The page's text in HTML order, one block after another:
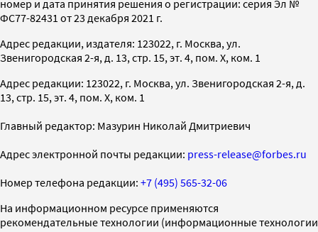
номер и дата принятия решения о регистрации: серия Эл №
ФС77-82431 от 23 декабря 2021 г.
Адрес редакции, издателя: 123022, г. Москва, ул.
Звенигородская 2-я, д. 13, стр. 15, эт. 4, пом. X, ком. 1
Адрес редакции: 123022, г. Москва, ул. Звенигородская 2-я, д.
13, стр. 15, эт. 4, пом. X, ком. 1
Главный редактор: Мазурин Николай Дмитриевич
Адрес электронной почты редакции: press-release@forbes.ru
Номер телефона редакции: +7 (495) 565-32-06
На информационном ресурсе применяются
рекомендательные технологии (информационные технологии